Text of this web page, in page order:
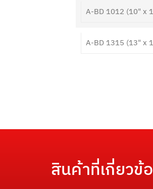
A-BD 1012 (10" x
A-BD 1315 (13" x
สินค้าที่เกี่ยวข้